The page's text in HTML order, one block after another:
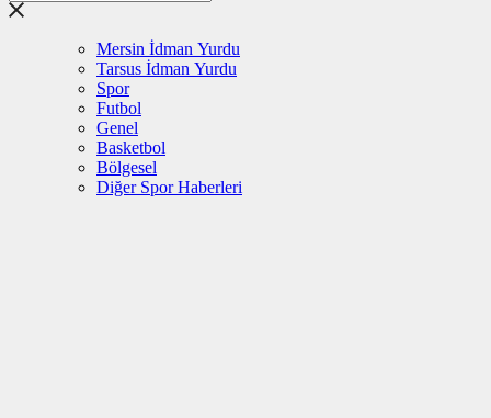
Mersin İdman Yurdu
Tarsus İdman Yurdu
Spor
Futbol
Genel
Basketbol
Bölgesel
Diğer Spor Haberleri